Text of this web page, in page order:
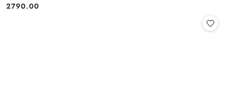
Cena:
2790.00